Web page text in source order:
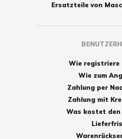
Ersatzteile von
Wie registriere
Wie zum
Zahlung per
Zahlung mit
Was kostet den